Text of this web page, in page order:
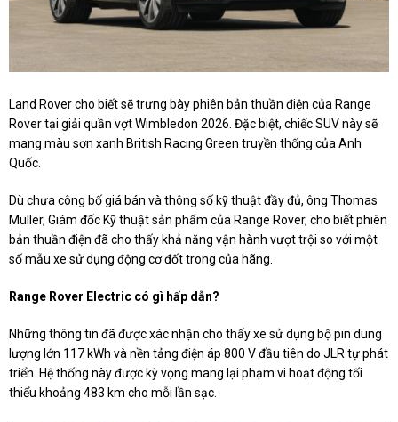
Land Rover cho biết sẽ trưng bày phiên bản thuần điện của Range
Rover tại giải quần vợt Wimbledon 2026. Đặc biệt, chiếc SUV này sẽ
mang màu sơn xanh British Racing Green truyền thống của Anh
Quốc.
Dù chưa công bố giá bán và thông số kỹ thuật đầy đủ, ông Thomas
Müller, Giám đốc Kỹ thuật sản phẩm của Range Rover, cho biết phiên
bản thuần điện đã cho thấy khả năng vận hành vượt trội so với một
số mẫu xe sử dụng động cơ đốt trong của hãng.
Range Rover Electric có gì hấp dẫn?
Những thông tin đã được xác nhận cho thấy xe sử dụng bộ pin dung
lượng lớn 117 kWh và nền tảng điện áp 800 V đầu tiên do JLR tự phát
triển. Hệ thống này được kỳ vọng mang lại phạm vi hoạt động tối
thiểu khoảng 483 km cho mỗi lần sạc.